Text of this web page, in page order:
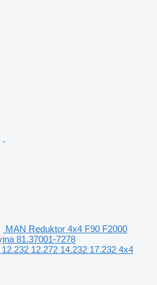
MAN Reduktor 4x4 F90 F2000
81.37001-7278
12.272 14.232 17.232 4x4